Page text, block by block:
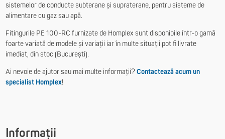
sistemelor de conducte subterane și supraterane, pentru sisteme de
alimentare cu gaz sau apă.
Fitingurile PE 100-RC furnizate de Homplex sunt disponibile într-o gamă
foarte variată de modele și variații iar în multe situații pot fi livrate
imediat, din stoc (București).
Ai nevoie de ajutor sau mai multe informații?Contactează acum un
specialist Homplex!
Informații